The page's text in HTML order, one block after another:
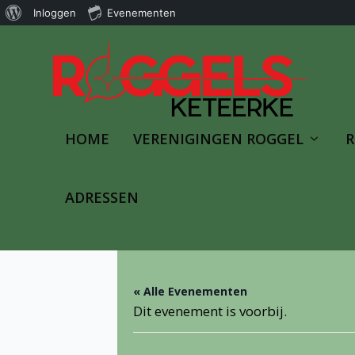
Over
Inloggen Evenementen
HOME VERENIGINGEN ROGGEL
ADRESSEN
« Alle Evenementen
Dit evenement is voorbij.